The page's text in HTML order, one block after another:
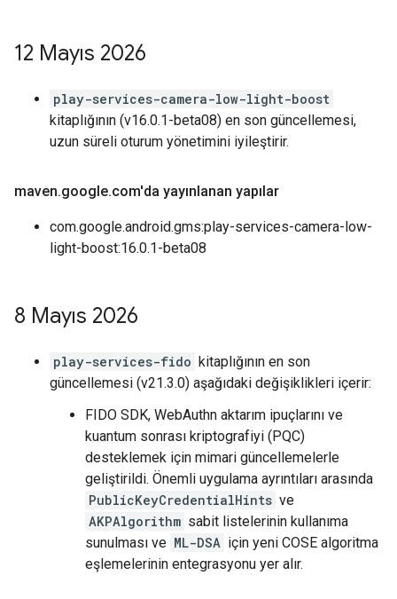
12 Mayıs 2026
play-services-camera-low-light-boost
kitaplığının (v16.0.1-beta08) en son güncellemesi,
uzun süreli oturum yönetimini iyileştirir.
maven.google.com'da yayınlanan yapılar
com.google.android.gms:play-services-camera-low-
light-boost:16.0.1-beta08
8 Mayıs 2026
play-services-fido kitaplığının en son
güncellemesi (v21.3.0) aşağıdaki değişiklikleri içerir:
FIDO SDK, WebAuthn aktarım ipuçlarını ve
kuantum sonrası kriptografiyi (PQC)
desteklemek için mimari güncellemelerle
geliştirildi. Önemli uygulama ayrıntıları arasında
PublicKeyCredentialHints ve
AKPAlgorithm sabit listelerinin kullanıma
sunulması ve ML-DSA için yeni COSE algoritma
eşlemelerinin entegrasyonu yer alır.